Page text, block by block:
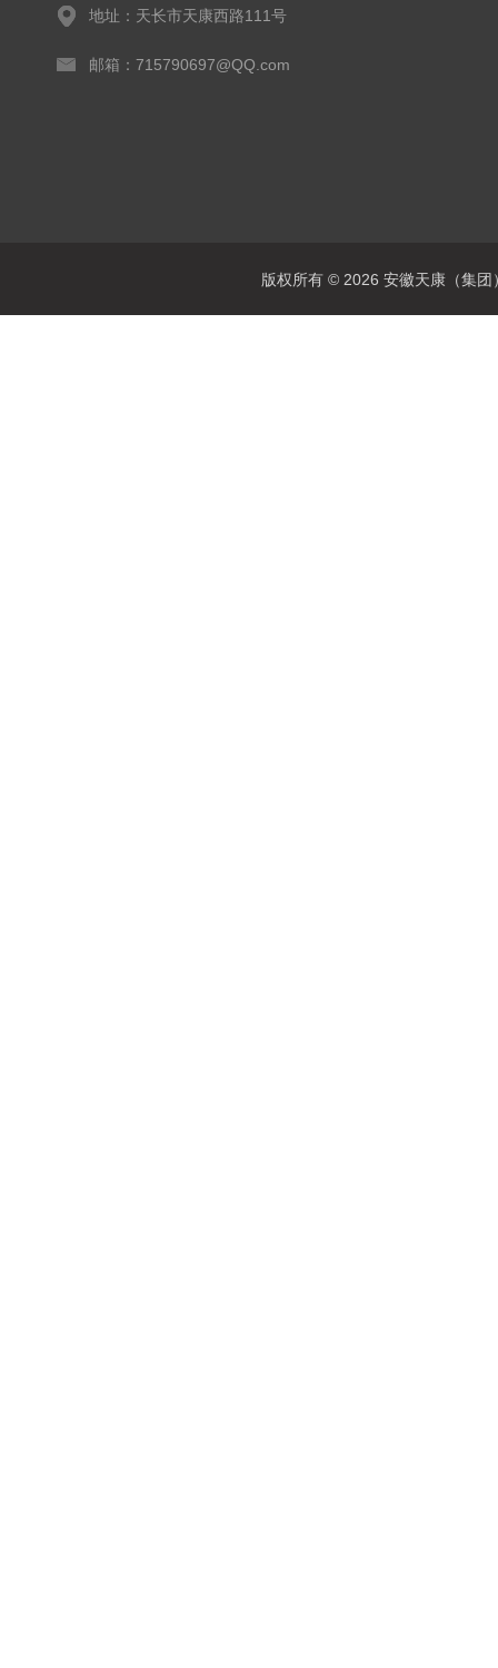
地址：天长市天康西路111号
邮箱：715790697@QQ.com
版权所有 © 2026 安徽天康（集